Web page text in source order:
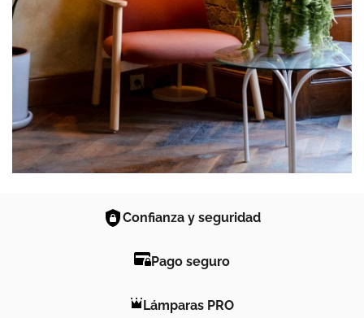
Confianza y seguridad
Pago seguro
Lámparas PRO